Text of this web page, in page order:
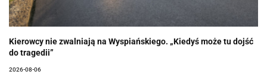
Kierowcy nie zwalniają na Wyspiańskiego. „Kiedyś może tu dojść
do tragedii”
2026-08-06